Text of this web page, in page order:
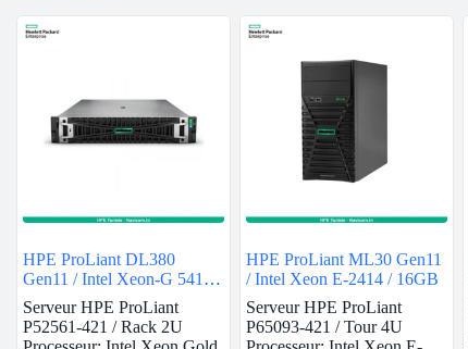
HPE ProLiant DL380
Gen11 / Intel Xeon-G 5416S
/ 32GB
Serveur HPE ProLiant
P52561-421 / Rack 2U
HPE ProLiant ML30 Gen11
/ Intel Xeon E-2414 / 16GB
Serveur HPE ProLiant
P65093-421 / Tour 4U